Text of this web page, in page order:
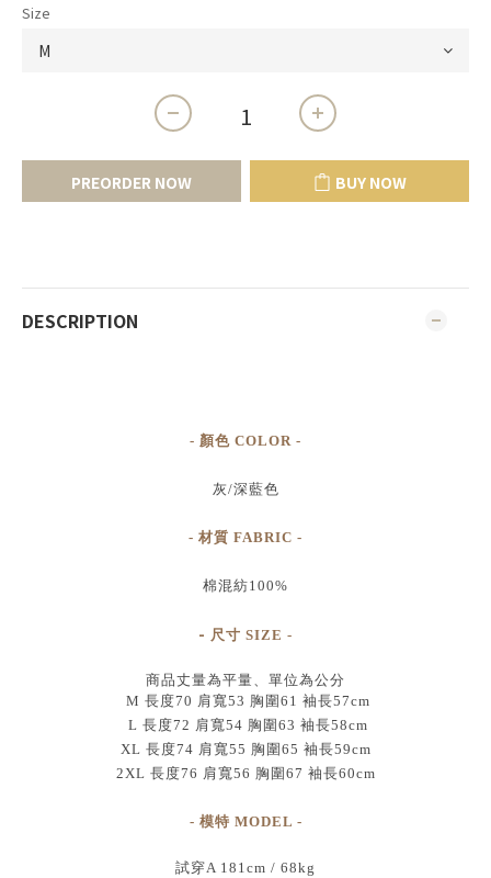
Size
PREORDER NOW BUY NOW
DESCRIPTION
- 顏色 COLOR -
灰/深藍色
- 材質 FABRIC -
棉混紡100%
- 尺寸 SIZE -
商品丈量為平量、單位為公分
M 長度70 肩寬53 胸圍61 袖長57cm
L 長度72 肩寬54 胸圍63 袖長58cm
XL 長度74 肩寬55 胸圍65 袖長59cm
2XL 長度76 肩寬56 胸圍67 袖長60cm
- 模特 MODEL -
試穿A 181cm / 68kg